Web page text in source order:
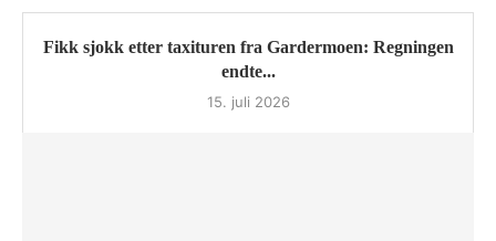
Fikk sjokk etter taxituren fra Gardermoen: Regningen
endte...
15. juli 2026